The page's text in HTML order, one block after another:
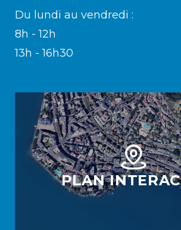
Du lundi au vendredi :
8h - 12h
13h - 16h30
PLAN